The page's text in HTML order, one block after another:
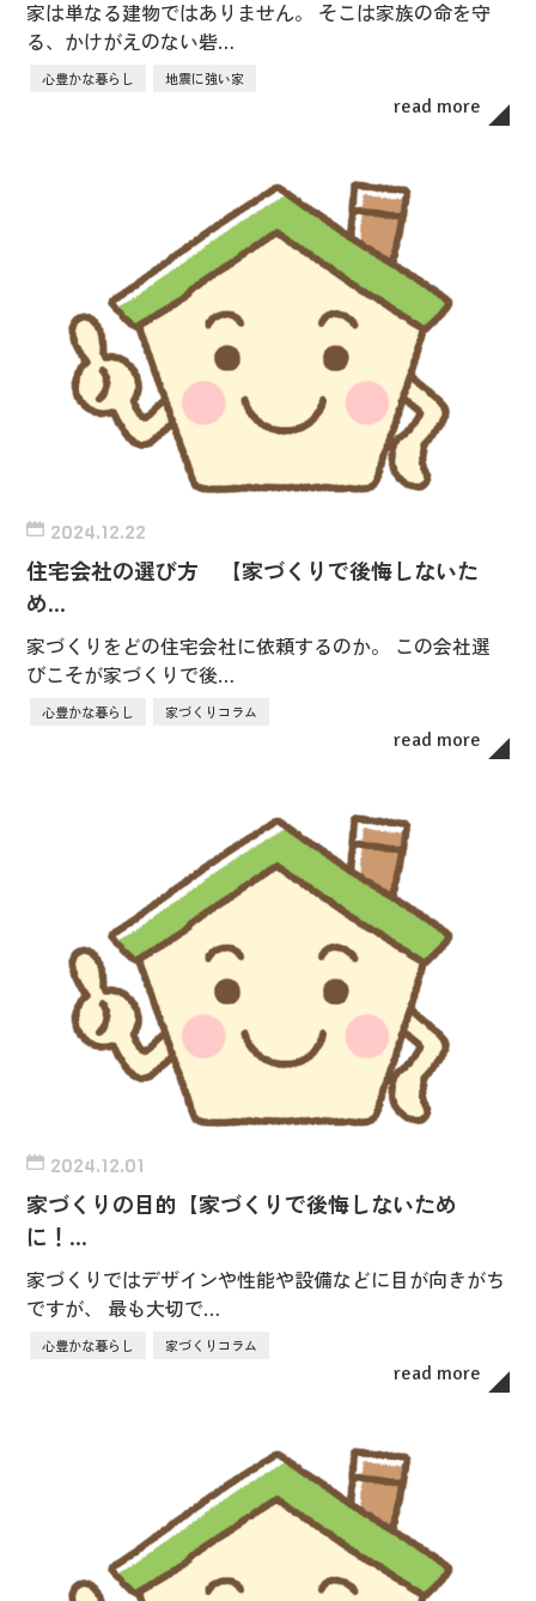
家は単なる建物ではありません。 そこは家族の命を守
る、かけがえのない砦…
心豊かな暮らし 地震に強い家
read more
2024.12.22
住宅会社の選び方 【家づくりで後悔しないた
め…
家づくりをどの住宅会社に依頼するのか。 この会社選
びこそが家づくりで後…
心豊かな暮らし 家づくりコラム
read more
2024.12.01
家づくりの目的【家づくりで後悔しないため
に！…
家づくりではデザインや性能や設備などに目が向きがち
ですが、 最も大切で…
心豊かな暮らし 家づくりコラム
read more